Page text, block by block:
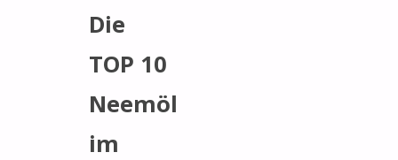
Die
TOP 10
Neemöl
im